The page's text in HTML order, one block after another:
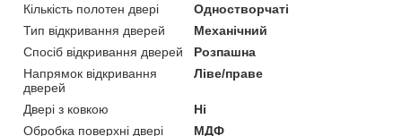
Кількість полотен двері
Одностворчаті
Тип відкривання дверей
Механічний
Спосіб відкривання дверей
Розпашна
Напрямок відкривання
дверей
Ліве/праве
Двері з ковкою
Ні
Обробка поверхні двері
МДФ